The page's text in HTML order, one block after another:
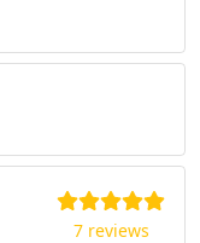
7 reviews